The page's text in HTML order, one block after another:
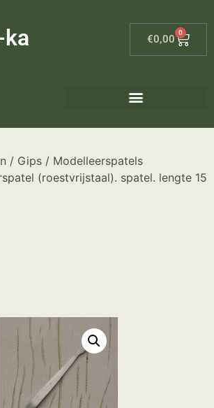
ka €0,00
0
/ Gips / Modelleerspatels
(roestvrijstaal). spatel. lengte 15